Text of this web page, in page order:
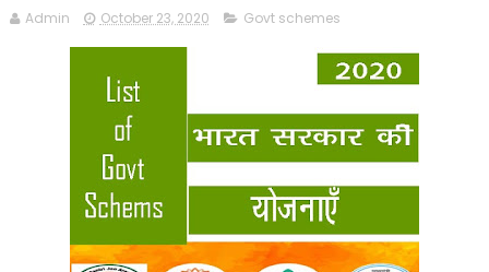
Admin October 23, 2020 Govt schemes